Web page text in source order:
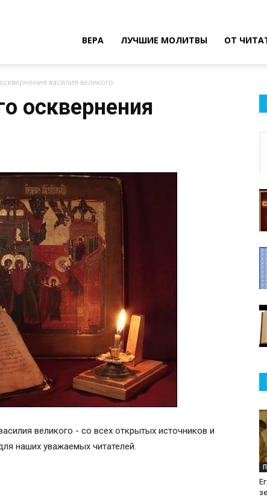
ВЕРА ЛУЧШИЕ МОЛИТВЫ ОТ
василия великого
осквернения
великого - со всех открытых источников и
наших уважаемых читателей.